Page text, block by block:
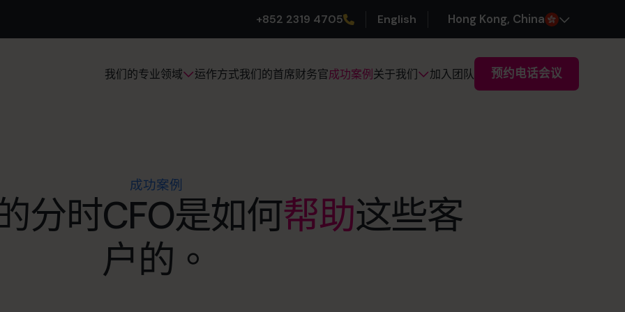
+852 2319 4705 English Hong Kong, China
我们的专业领域 运作方式我们的首席财务官成功案例 关于我们 加入团队 预约电话会议
成功案例
分时CFO是如何帮助这些客
户的。